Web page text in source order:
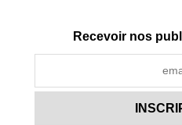
Recevoir nos